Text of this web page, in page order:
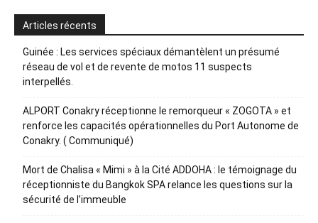
Articles récents
Guinée : Les services spéciaux démantèlent un présumé
réseau de vol et de revente de motos 11 suspects
interpellés.
ALPORT Conakry réceptionne le remorqueur « ZOGOTA » et
renforce les capacités opérationnelles du Port Autonome de
Conakry. ( Communiqué)
Mort de Chalisa « Mimi » à la Cité ADDOHA : le témoignage du
réceptionniste du Bangkok SPA relance les questions sur la
sécurité de l’immeuble